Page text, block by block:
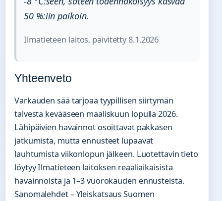
50 %:iin paikoin.
Ilmatieteen laitos, päivitetty 8.1.2026
Yhteenveto
Varkauden sää tarjoaa tyypillisen siirtymän
talvesta kevääseen maaliskuun lopulla 2026.
Lähipäivien havainnot osoittavat pakkasen
jatkumista, mutta ennusteet lupaavat
lauhtumista viikonlopun jälkeen. Luotettavin tieto
löytyy Ilmatieteen laitoksen reaaliaikaisista
havainnoista ja 1–3 vuorokauden ennusteista.
Sanomalehdet – Yleiskatsaus Suomen